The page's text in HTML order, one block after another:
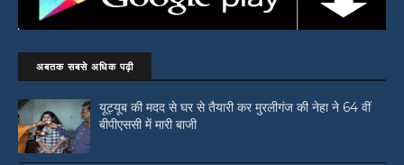
अबतक सबसे अधिक पढ़ी
यूट्यूब की मदद से घर से तैयारी कर मुरलीगंज की नेहा ने 64 वीं
बीपीएससी में मारी बाजी